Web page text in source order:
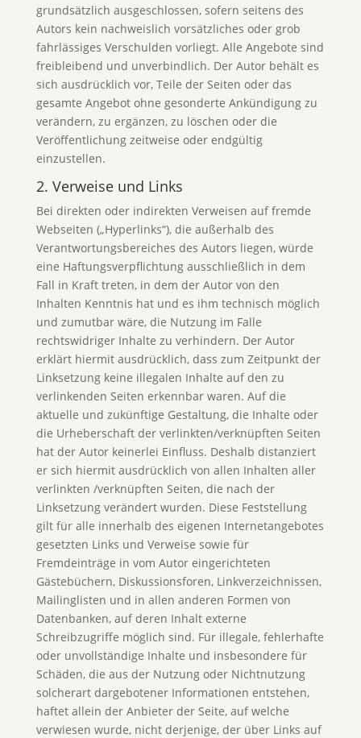
grundsätzlich ausgeschlossen, sofern seitens des
Autors kein nachweislich vorsätzliches oder grob
fahrlässiges Verschulden vorliegt. Alle Angebote sind
freibleibend und unverbindlich. Der Autor behält es
sich ausdrücklich vor, Teile der Seiten oder das
gesamte Angebot ohne gesonderte Ankündigung zu
verändern, zu ergänzen, zu löschen oder die
Veröffentlichung zeitweise oder endgültig
einzustellen.
2. Verweise und Links
Bei direkten oder indirekten Verweisen auf fremde
Webseiten („Hyperlinks“), die außerhalb des
Verantwortungsbereiches des Autors liegen, würde
eine Haftungsverpflichtung ausschließlich in dem
Fall in Kraft treten, in dem der Autor von den
Inhalten Kenntnis hat und es ihm technisch möglich
und zumutbar wäre, die Nutzung im Falle
rechtswidriger Inhalte zu verhindern. Der Autor
erklärt hiermit ausdrücklich, dass zum Zeitpunkt der
Linksetzung keine illegalen Inhalte auf den zu
verlinkenden Seiten erkennbar waren. Auf die
aktuelle und zukünftige Gestaltung, die Inhalte oder
die Urheberschaft der verlinkten/verknüpften Seiten
hat der Autor keinerlei Einfluss. Deshalb distanziert
er sich hiermit ausdrücklich von allen Inhalten aller
verlinkten /verknüpften Seiten, die nach der
Linksetzung verändert wurden. Diese Feststellung
gilt für alle innerhalb des eigenen Internetangebotes
gesetzten Links und Verweise sowie für
Fremdeinträge in vom Autor eingerichteten
Gästebüchern, Diskussionsforen, Linkverzeichnissen,
Mailinglisten und in allen anderen Formen von
Datenbanken, auf deren Inhalt externe
Schreibzugriffe möglich sind. Für illegale, fehlerhafte
oder unvollständige Inhalte und insbesondere für
Schäden, die aus der Nutzung oder Nichtnutzung
solcherart dargebotener Informationen entstehen,
haftet allein der Anbieter der Seite, auf welche
verwiesen wurde, nicht derjenige, der über Links auf